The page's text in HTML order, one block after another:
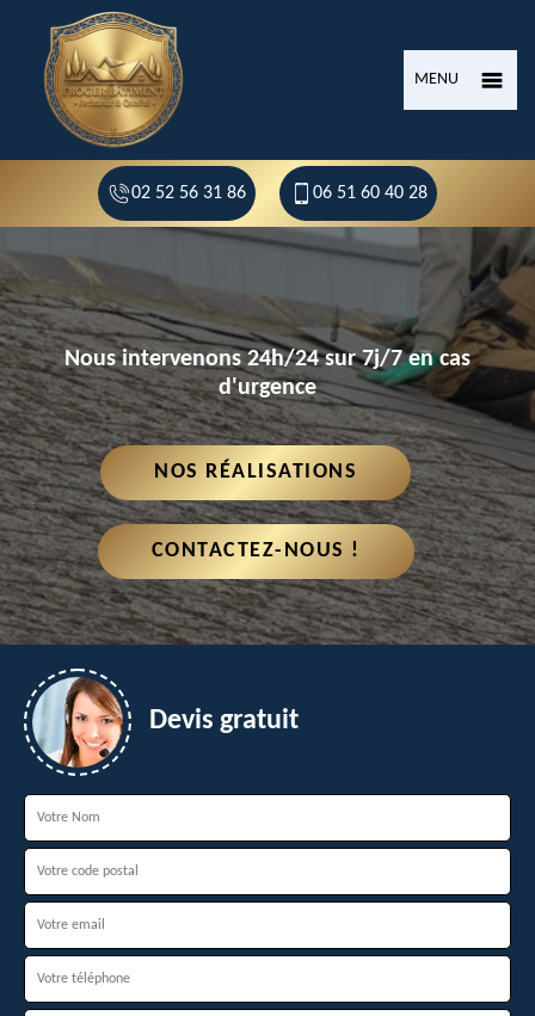
MENU
02 52 56 31 86 06 51 60 40 28
Nous intervenons 24h/24 sur 7j/7 en cas
d'urgence
NOS RÉALISATIONS
CONTACTEZ-NOUS !
Devis gratuit